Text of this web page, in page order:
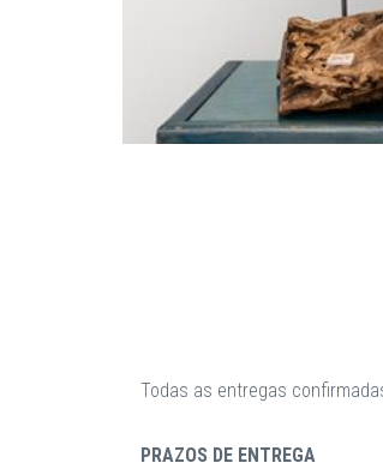
Todas as entregas
PRAZOS DE ENTREGA